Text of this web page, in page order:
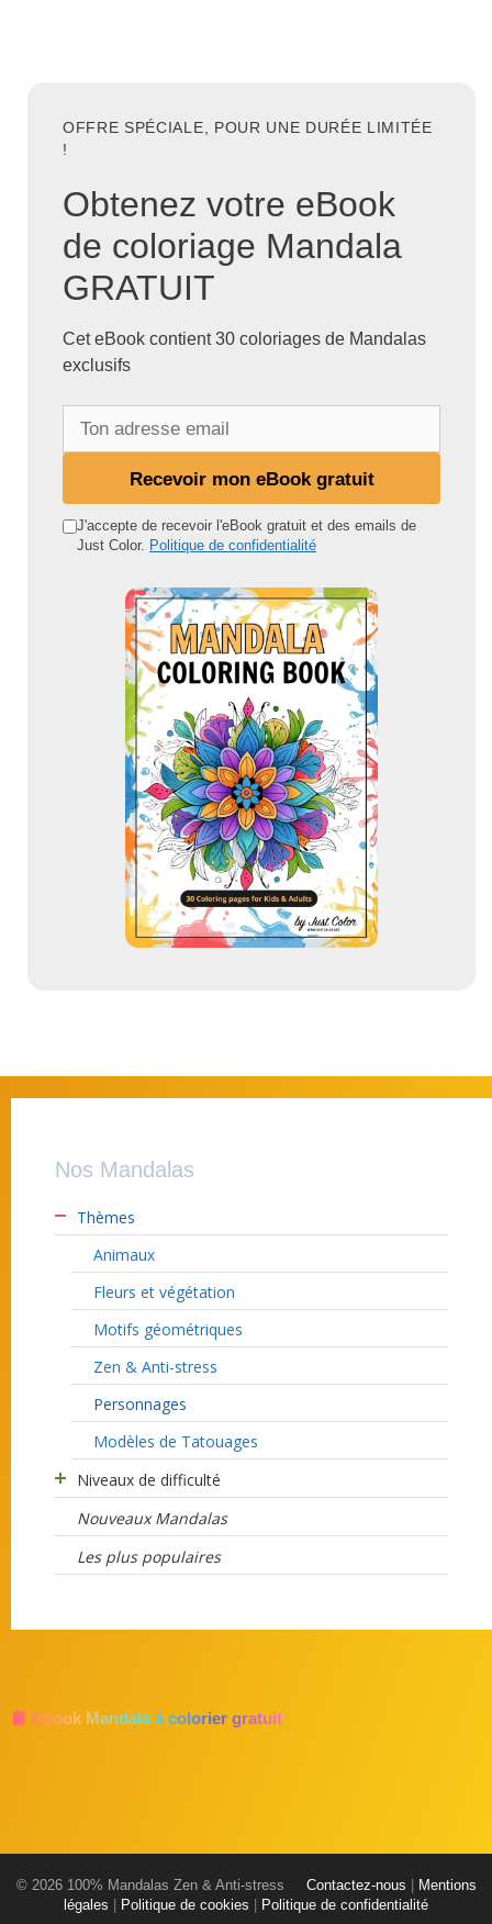
OFFRE SPÉCIALE, POUR UNE DURÉE LIMITÉE
!
Obtenez votre eBook
de coloriage Mandala
GRATUIT
Cet eBook contient 30 coloriages de Mandalas
exclusifs
d
Recevoir mon eBook gratuit
J'accepte de recevoir l'eBook gratuit et des emails de
Just Color. Politique de confidentialité
Nos Mandalas
Thèmes
Animaux
Fleurs et végétation
Motifs géométriques
Zen & Anti-stress
Personnages
Modèles de Tatouages
Niveaux de difficulté
Nouveaux Mandalas
Les plus populaires
📘 Ebook Mandala à colorier gratuit
© 2026 100% Mandalas Zen & Anti-stress Contactez-nous
Mentions
légales
Politique de cookies Politique de confidentialité